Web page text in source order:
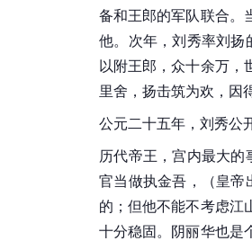
备和王郎的军队联合。
他。次年，刘秀率刘扬
以附王郎，众十余万，
里舍，扬击筑为欢，因
公元二十五年， 刘秀公
历代帝王，宫内最大
官当做执金吾 ，（皇
的；但他不能不考虑江
十分稳固。阴丽华也是